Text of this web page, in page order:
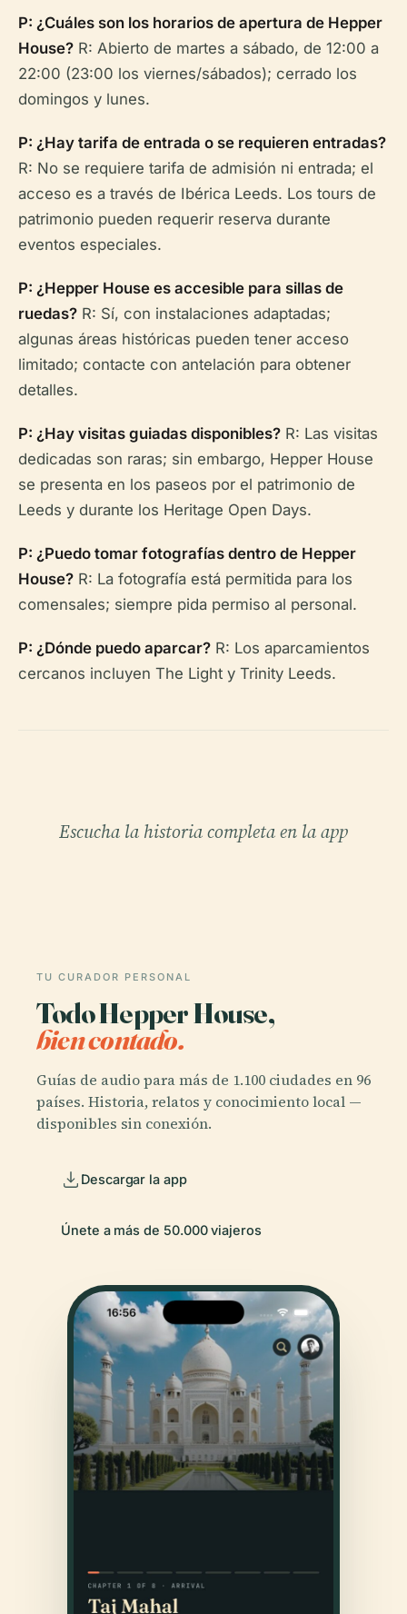
P: ¿Cuáles son los horarios de apertura de Hepper
House? R: Abierto de martes a sábado, de 12:00 a
22:00 (23:00 los viernes/sábados); cerrado los
domingos y lunes.
P: ¿Hay tarifa de entrada o se requieren entradas?
R: No se requiere tarifa de admisión ni entrada; el
acceso es a través de Ibérica Leeds. Los tours de
patrimonio pueden requerir reserva durante
eventos especiales.
P: ¿Hepper House es accesible para sillas de
ruedas? R: Sí, con instalaciones adaptadas;
algunas áreas históricas pueden tener acceso
limitado; contacte con antelación para obtener
detalles.
P: ¿Hay visitas guiadas disponibles? R: Las visitas
dedicadas son raras; sin embargo, Hepper House
se presenta en los paseos por el patrimonio de
Leeds y durante los Heritage Open Days.
P: ¿Puedo tomar fotografías dentro de Hepper
House? R: La fotografía está permitida para los
comensales; siempre pida permiso al personal.
P: ¿Dónde puedo aparcar? R: Los aparcamientos
cercanos incluyen The Light y Trinity Leeds.
Escucha la historia completa en la app
TU CURADOR PERSONAL
Todo Hepper House,
bien contado.
Guías de audio para más de 1.100 ciudades en 96
países. Historia, relatos y conocimiento local —
disponibles sin conexión.
Descargar la app
Únete a más de 50.000 viajeros